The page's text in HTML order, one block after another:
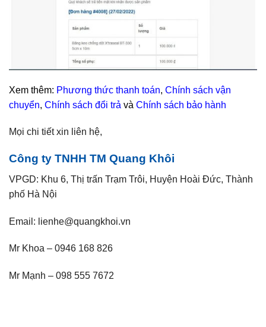
Xem thêm: Phương thức thanh toán, Chính sách vận
chuyển, Chính sách đổi trả và Chính sách bảo hành
Mọi chi tiết xin liên hệ,
Công ty TNHH TM Quang Khôi
VPGD: Khu 6, Thị trấn Trạm Trôi, Huyện Hoài Đức, Thành
phố Hà Nội
Email: lienhe@quangkhoi.vn
Mr Khoa – 0946 168 826
Mr Mạnh – 098 555 7672